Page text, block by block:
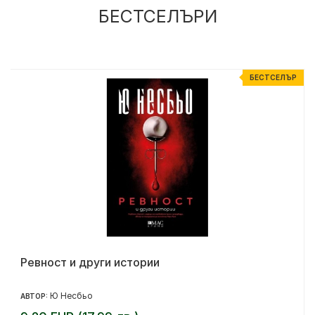
БЕСТСЕЛЪРИ
БЕСТСЕЛЪР
Ревност и други истории
АВТОР: Ю Несбьо